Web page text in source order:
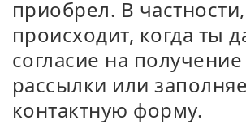
приобрел. В
происходит, когда ты
согласие на
рассылки или
контактную форму.